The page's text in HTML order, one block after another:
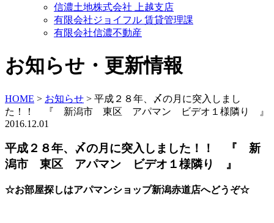
信濃土地株式会社 上越支店
有限会社ジョイフル 賃貸管理課
有限会社信濃不動産
お知らせ・更新情報
HOME > お知らせ > 平成２８年、〆の月に突入しまし
た！！ 『 新潟市 東区 アパマン ビデオ１様隣り 』
2016.12.01
平成２８年、〆の月に突入しました！！ 『 新
潟市 東区 アパマン ビデオ１様隣り 』
☆お部屋探しはアパマンショップ新潟赤道店へどうぞ☆